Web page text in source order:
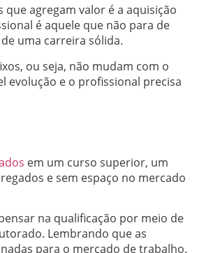
agregam valor é a aquisição
é aquele que não para de
uma carreira sólida.
ou seja, não mudam com o
evolução e o profissional precisa
em um curso superior, um
e sem espaço no mercado
na qualificação por meio de
Lembrando que as
para o mercado de trabalho.